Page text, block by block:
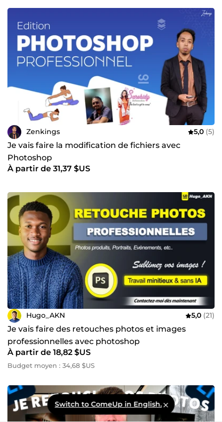
Zenkings 5,0 (5)
Je vais faire la modification de fichiers avec
Photoshop
À partir de 31,37 $US
Hugo_AKN 5,0 (21)
Je vais faire des retouches photos et images
professionnelles avec photoshop
À partir de 18,82 $US
Budget moyen : 34,68 $US
Switch to ComeUp in English.